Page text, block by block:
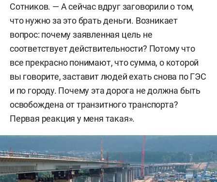
Сотников. — А сейчас вдруг заговорили о том,
что нужно за это брать деньги. Возникает
вопрос: почему заявленная цель не
соответствует действительности? Потому что
все прекрасно понимают, что сумма, о которой
вы говорите, заставит людей ехать снова по ГЭС
и по городу. Почему эта дорога не должна быть
освобождена от транзитного транспорта?
Первая реакция у меня такая».